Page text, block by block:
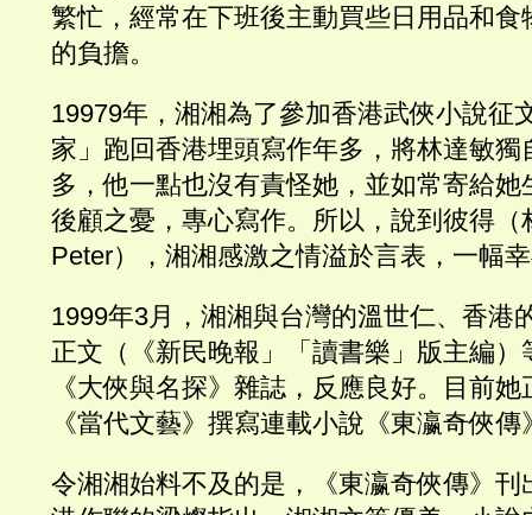
繁忙，經常在下班後主動買些日用品和食
的負擔。
19979年，湘湘為了參加香港武俠小說征
家」跑回香港埋頭寫作年多，將林達敏獨
多，他一點也沒有責怪她，並如常寄給她
後顧之憂，專心寫作。所以，說到彼得（
Peter），湘湘感激之情溢於言表，一幅
1999年3月，湘湘與台灣的溫世仁、香港
正文（《新民晚報」「讀書樂」版主編）
《大俠與名探》雜誌，反應良好。目前
《當代文藝》撰寫連載小說《東瀛奇俠傳
令湘湘始料不及的是，《東瀛奇俠傳》刊